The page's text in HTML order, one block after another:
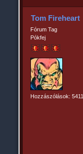
Tom Fireheart
Fórum Tag
Pókfej
Hozzászólások: 5411